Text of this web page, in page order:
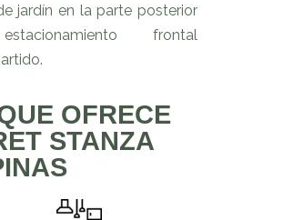
jardín en la parte posterior
frontal
OFRECE
STANZA